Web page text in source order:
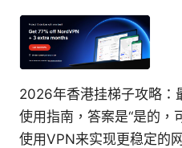
2026年香港挂梯子攻略：
使用指南，答案是“是的，
使用VPN来实现更稳定的